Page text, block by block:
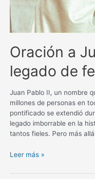
Oración a
legado de
Juan Pablo II, un nombre
millones de personas en
pontificado se extendió
legado imborrable en la
tantos fieles. Pero más
Oración
Juan
Leer más »